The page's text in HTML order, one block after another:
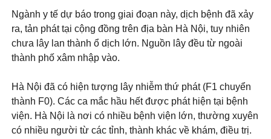
Ngành y tế dự báo trong giai đoạn này, dịch bệnh đã xảy
ra, tản phát tại cộng đồng trên địa bàn Hà Nội, tuy nhiên
chưa lây lan thành ổ dịch lớn. Nguồn lây đều từ ngoài
thành phố xâm nhập vào.
Hà Nội đã có hiện tượng lây nhiễm thứ phát (F1 chuyển
thành F0). Các ca mắc hầu hết được phát hiện tại bệnh
viện. Hà Nội là nơi có nhiều bệnh viện lớn, thường xuyên
có nhiều người từ các tỉnh, thành khác về khám, điều trị.